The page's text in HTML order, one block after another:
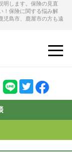
明します。保険の見直
！保険に関する悩み解
児島市、鹿屋市の方も遠